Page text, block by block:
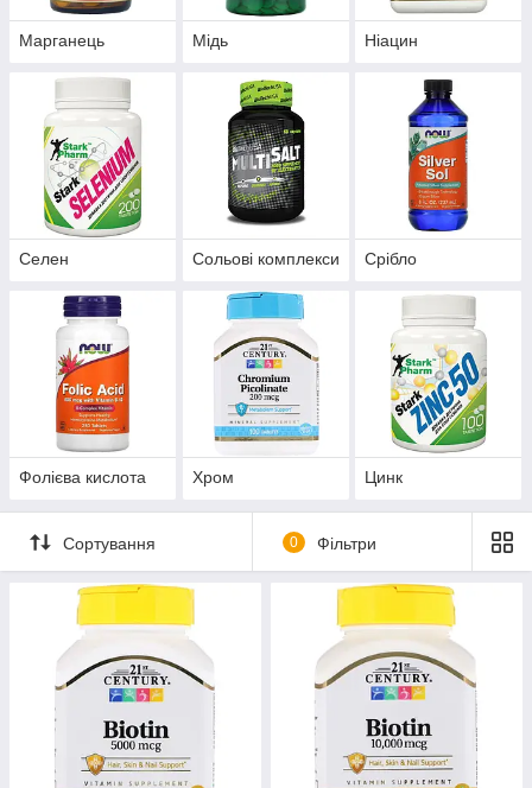
Марганець Мідь Ніацин
Селен Сольові комплекси Срібло
Фолієва кислота Хром Цинк
Сортування 0 Фільтри